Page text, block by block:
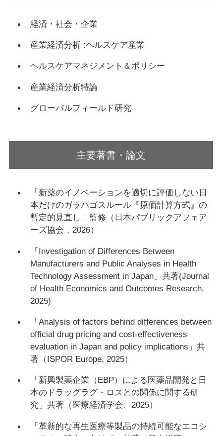
経済・社会・企業
産業経済分析 :ヘルスケア産業
ヘルスケアマネジメント＆ポリシー
産業経済分析特論
グローバルフィールド研究
主要著書・論文
「新薬のイノベーションを適切に評価しない日
本だけのガラパゴスルール『原価計算方式』の
暫定的見直し」監修（日本パブリックアフェア
ーズ協会，2026）
「Investigation of Differences Between
Manufacturers and Public Analyses in Health
Technology Assessment in Japan」共著(Journal
of Health Economics and Outcomes Research,
2025)
「Analysis of factors behind differences between
official drug pricing and cost-effectiveness
evaluation in Japan and policy implications」共
著（ISPOR Europe, 2025）
「新興製薬企業（EBP）による医薬品開発と⽇
本のドラッグラグ・ロスとの関係に関する研
究」共著（医療経済学会、2025）
「革新的な再生医療等製品の持続可能なエコシ